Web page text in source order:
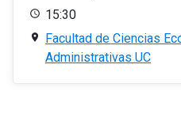
15:30
Facultad de Ciencias
Administrativas UC